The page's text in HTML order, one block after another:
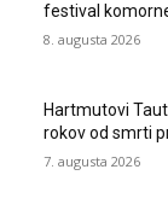
festival
8. augusta 2026
Hartmutovi
rokov od smrti
7. augusta 2026